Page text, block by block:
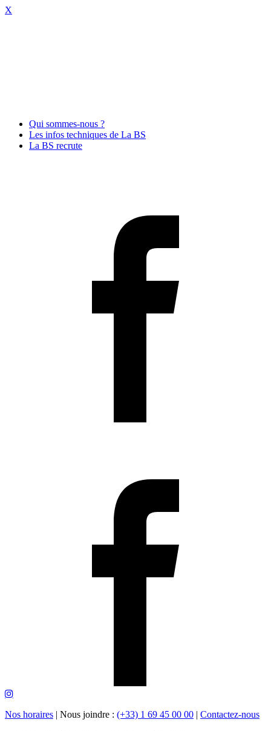
X
Qui sommes-nous ?
Les infos techniques de La BS
La BS recrute
Nos horaires | Nous joindre : (+33) 1 69 45 00 00 | Contactez-nous